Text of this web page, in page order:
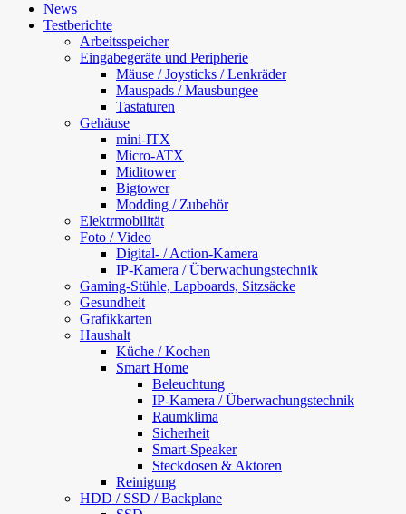
News
Testberichte
Arbeitsspeicher
Eingabegeräte und Peripherie
Mäuse / Joysticks / Lenkräder
Mauspads / Mausbungee
Tastaturen
Gehäuse
mini-ITX
Micro-ATX
Miditower
Bigtower
Modding / Zubehör
Elektrmobilität
Foto / Video
Digital- / Action-Kamera
IP-Kamera / Überwachungstechnik
Gaming-Stühle, Lapboards, Sitzsäcke
Gesundheit
Grafikkarten
Haushalt
Küche / Kochen
Smart Home
Beleuchtung
IP-Kamera / Überwachungstechnik
Raumklima
Sicherheit
Smart-Speaker
Steckdosen & Aktoren
Reinigung
HDD / SSD / Backplane